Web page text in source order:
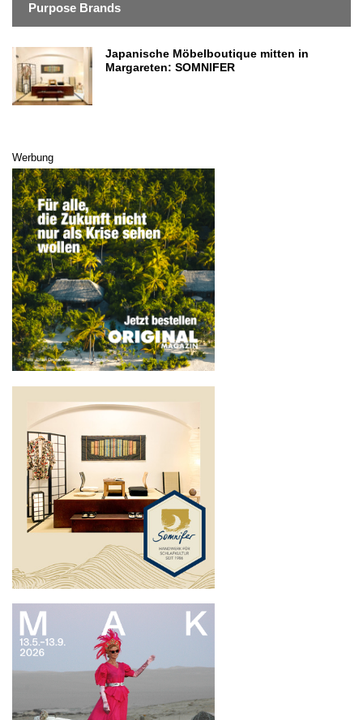
Purpose Brands
Japanische Möbelboutique mitten in
Margareten: SOMNIFER
Werbung